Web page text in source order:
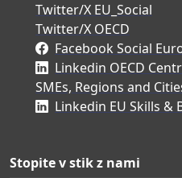
Twitter/X EU_Social
Twitter/X OECD
Facebook Social
Linkedin OECD
SMEs, Regions and
Linkedin EU Skills &
Stopite v stik z nami